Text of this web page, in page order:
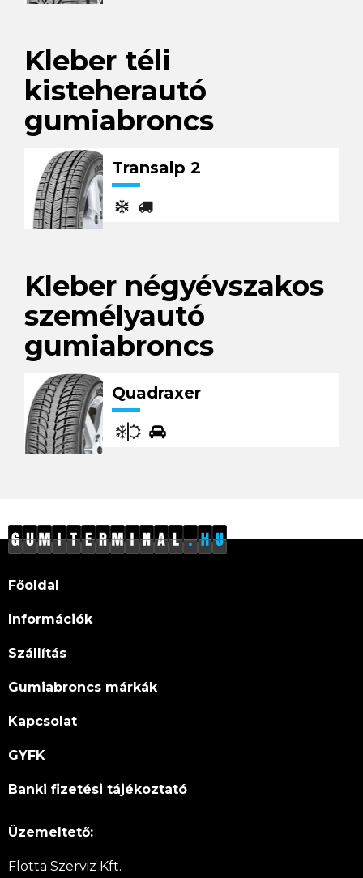
Kleber téli
kisteherautó
gumiabroncs
Transalp 2
Kleber négyévszakos
személyautó
gumiabroncs
Quadraxer
Főoldal
Információk
Szállítás
Gumiabroncs márkák
Kapcsolat
GYFK
Banki fizetési tájékoztató
Üzemeltető:
Flotta Szerviz Kft.